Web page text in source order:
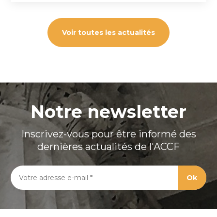
Voir toutes les actualités
Notre newsletter
Inscrivez-vous pour être informé des
dernières actualités de l'ACCF